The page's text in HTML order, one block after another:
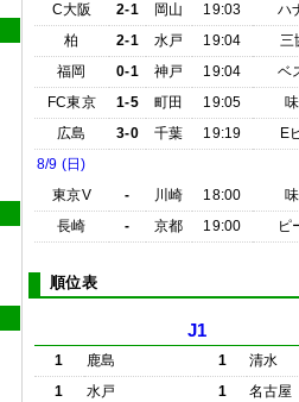
C大阪
2-1 岡山 19:03
ハ
柏
2-1 水戸 19:04
三
福岡
0-1 神戸 19:04
ベ
FC東京
1-5 町田 19:05
広島
3-0 千葉 19:19
E
8/9 (日)
東京V
- 川崎 18:00
長崎
- 京都 19:00 ピ
順位表
J1
1 鹿島 1
清水
1
水戸 1
名古屋